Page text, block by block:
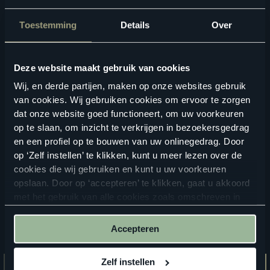
Toestemming Details Over
Deze website maakt gebruik van cookies
Wij, en derde partijen, maken op onze websites gebruik
van cookies. Wij gebruiken cookies om ervoor te zorgen
dat onze website goed functioneert, om uw voorkeuren
op te slaan, om inzicht te verkrijgen in bezoekersgedrag
en een profiel op te bouwen van uw onlinegedrag. Door
op ‘Zelf instellen’ te klikken, kunt u meer lezen over de
cookies die wij gebruiken en kunt u uw voorkeuren
opslaan. Door op ‘accepteren’ te klikken, gaat u akkoord
met het gebruik van alle cookies zoals omschreven in
Accepteren
Zelf instellen
Geschikte vloertoebehoren